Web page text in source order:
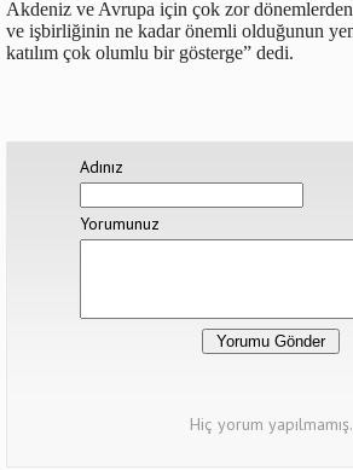
Akdeniz ve Avrupa için çok zor
ve işbirliğinin ne kadar önemli olduğunun
katılım çok olumlu bir gösterge” dedi.
Adınız
Yorumunuz
Hiç yorum yapılmamış.